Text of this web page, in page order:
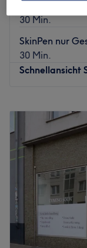
HydraFacial
30 Min.
SkinPen nur
30 Min.
Schnellansicht
Dienstag
Mittwoch
Donnerstag
Samstag
Sonntag
Aesthetik
Vielzahl von
entspannender